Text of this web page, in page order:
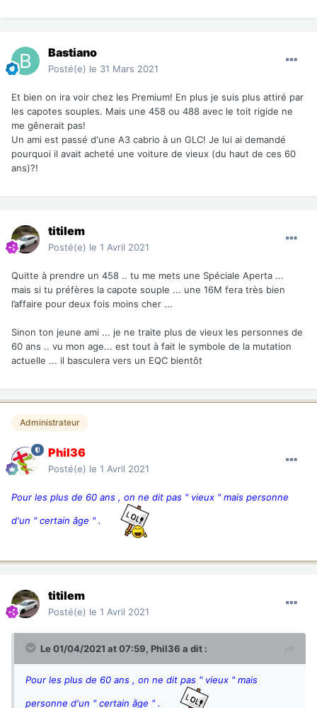
Bastiano
Posté(e) le 31 Mars 2021
Et bien on ira voir chez les Premium! En plus je suis plus attiré par
les capotes souples. Mais une 458 ou 488 avec le toit rigide ne
me gênerait pas!
Un ami est passé d'une A3 cabrio à un GLC! Je lui ai demandé
pourquoi il avait acheté une voiture de vieux (du haut de ces 60
ans)?!
titilem
Posté(e) le 1 Avril 2021
Quitte à prendre un 458 .. tu me mets une Spéciale Aperta ...
mais si tu préfères la capote souple ... une 16M fera très bien
l’affaire pour deux fois moins cher ...
Sinon ton jeune ami ... je ne traite plus de vieux les personnes de
60 ans .. vu mon age... est tout à fait le symbole de la mutation
actuelle ... il basculera vers un EQC bientôt
Administrateur
Phil36
Posté(e) le 1 Avril 2021
Pour les plus de 60 ans , on ne dit pas " vieux " mais personne
d'un " certain âge " .
titilem
Posté(e) le 1 Avril 2021
Le 01/04/2021 at 07:59, Phil36 a dit :
Pour les plus de 60 ans , on ne dit pas " vieux " mais
personne d'un " certain âge " .